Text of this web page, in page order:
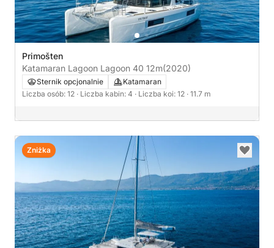
Primošten
Katamaran Lagoon Lagoon 40 12m(2020)
Sternik opcjonalnie
Katamaran
Liczba osób: 12 · Liczba kabin: 4 · Liczba koi: 12 · 11.7 m
Zniżka